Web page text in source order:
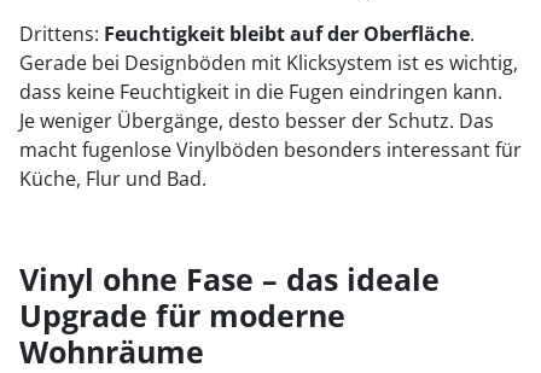
Drittens: Feuchtigkeit bleibt auf der Oberfläche.
Gerade bei Designböden mit Klicksystem ist es wichtig,
dass keine Feuchtigkeit in die Fugen eindringen kann.
Je weniger Übergänge, desto besser der Schutz. Das
macht fugenlose Vinylböden besonders interessant für
Küche, Flur und Bad.
Vinyl ohne Fase – das ideale
Upgrade für moderne
Wohnräume